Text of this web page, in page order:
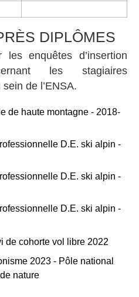
DIPLÔMES
les enquêtes d’insertion
les stagiaires
de l’ENSA.
de haute montagne - 2018-
D.E. ski alpin -
D.E. ski alpin -
D.E. ski alpin -
de cohorte vol libre 2022
2023 - Pôle national
nature